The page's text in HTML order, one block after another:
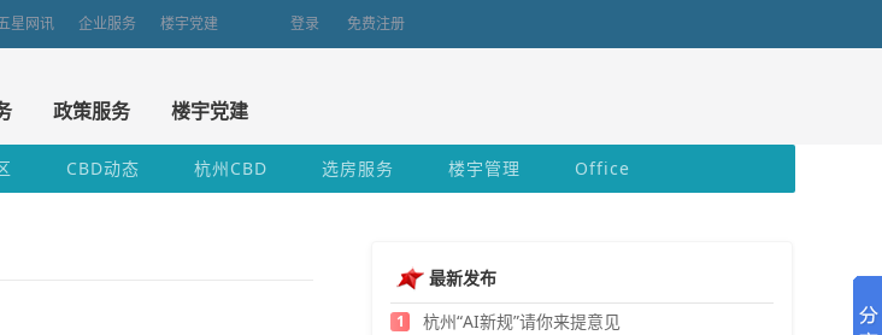
星网讯 企业服务 楼宇党建 登录 免费注册
政策服务 楼宇党建
CBD动态 杭州CBD 选房服务 楼宇管理 Office
最新发布
1 杭州“AI新规”请你来提意见